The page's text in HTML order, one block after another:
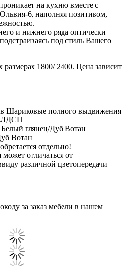
на кухню вместе с
6, наполняя позитивом,
и нижнего ряда оптически
под стиль Вашего
1800/ 2400. Цена зависит
Шариковые полного выдвижения
ЛДСП
глянец/Дуб Вотан
Вотан
отдельно!
может отличаться от
различной цветопередачи
за заказ мебели в нашем